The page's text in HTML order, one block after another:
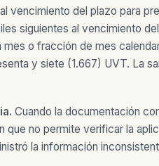
vencimiento del plazo para
siguientes al vencimiento
o fracción de mes
y siete (1.667) UVT. La
Cuando la documentación
no permite verificar la
la información